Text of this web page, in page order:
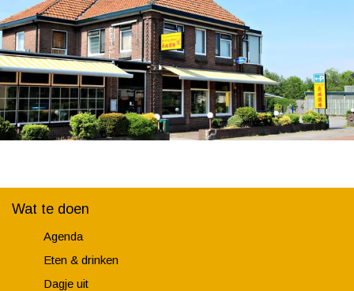
Wat te doen
Agenda
Eten & drinken
Dagje uit